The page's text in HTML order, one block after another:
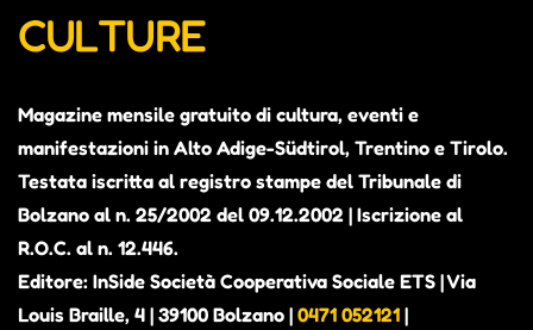
CULTURE
Magazine mensile gratuito di cultura, eventi e
manifestazioni in Alto Adige-Südtirol, Trentino e Tirolo.
Testata iscritta al registro stampe del Tribunale di
Bolzano al n. 25/2002 del 09.12.2002 | Iscrizione al
R.O.C. al n. 12.446.
Editore: InSide Società Cooperativa Sociale ETS | Via
Louis Braille, 4 | 39100 Bolzano | 0471 052121 |